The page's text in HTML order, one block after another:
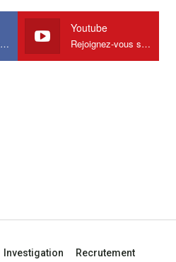
Rejoignez-nous sur Facebook
Youtube
Rejoignez-vous sur Youtube
Investigation Recrutement